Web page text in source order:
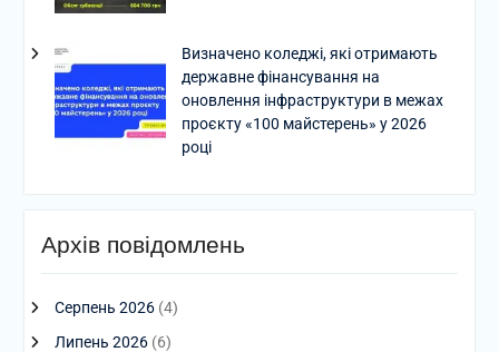
Визначено коледжі, які отримають
державне фінансування на
оновлення інфраструктури в межах
проєкту «100 майстерень» у 2026
році
Архів повідомлень
Серпень 2026(4)
Липень 2026(6)